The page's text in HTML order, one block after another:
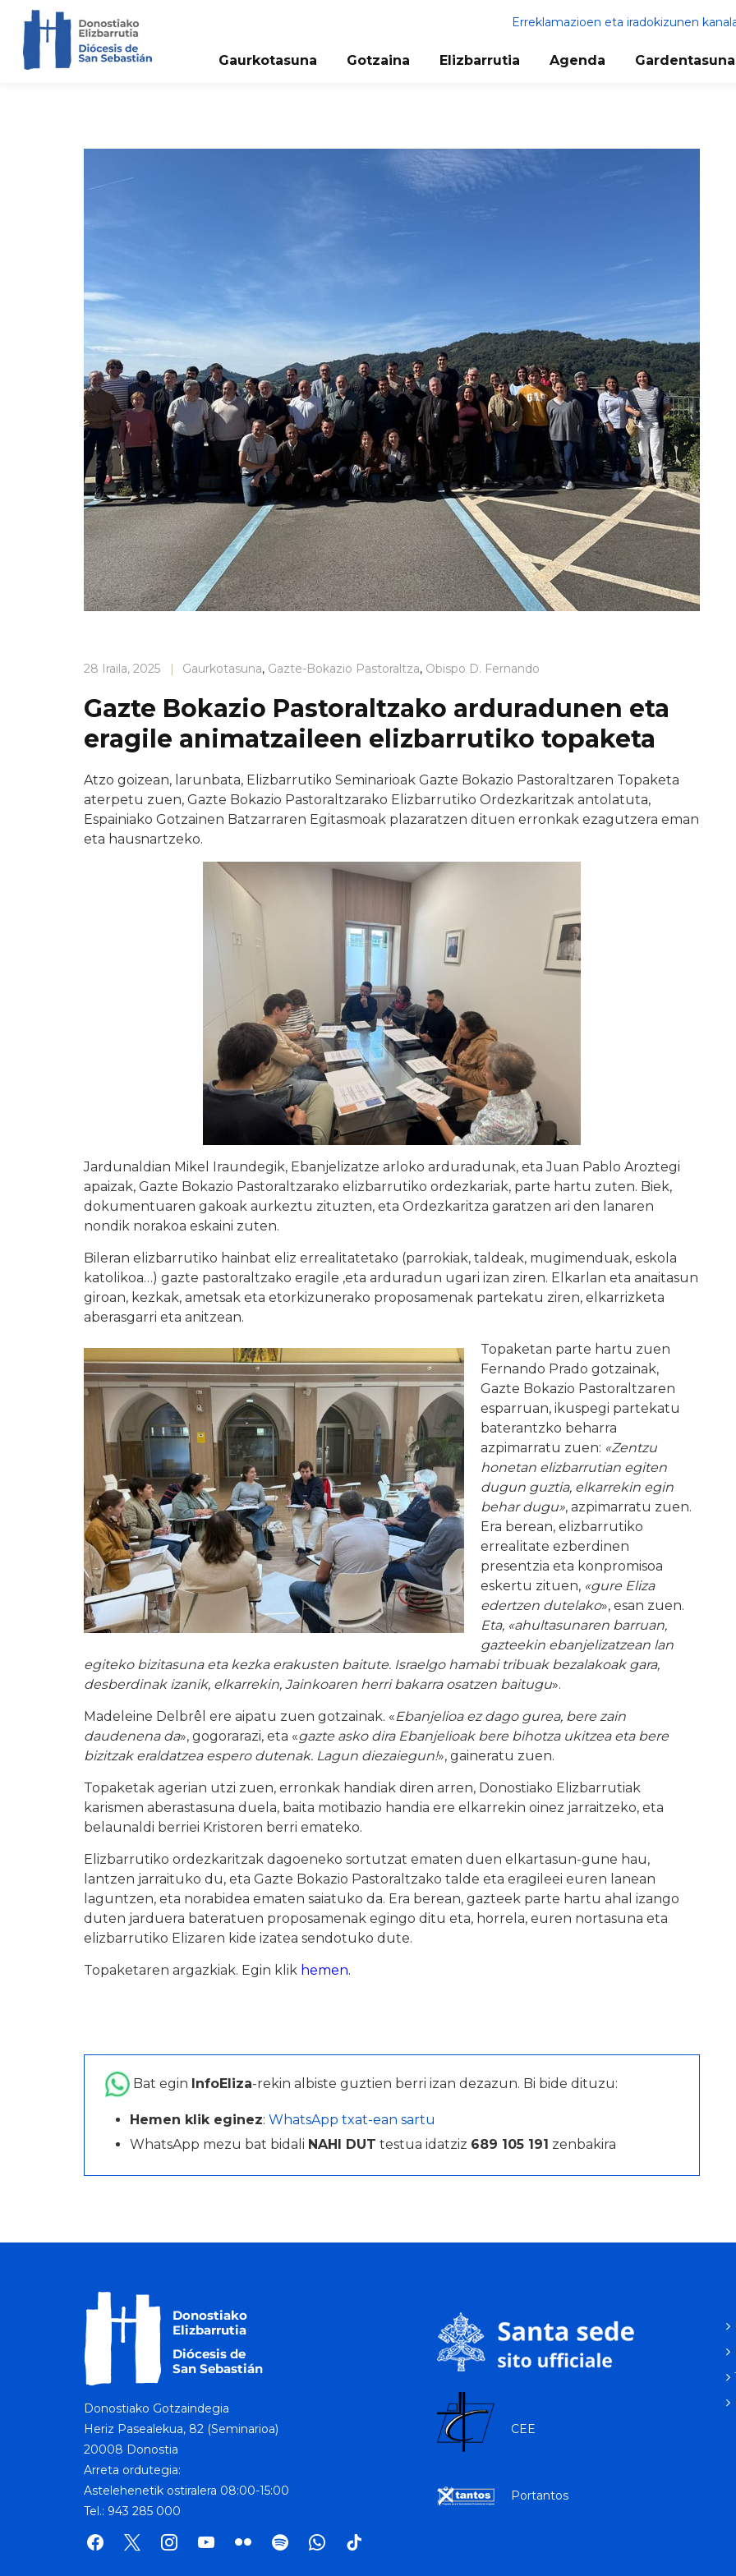
Erreklamazioen eta iradokizunen
Gaurkotasuna Gotzaina Elizbarrutia Agenda Gardentasuna
28 Iraila, 2025 | Gaurkotasuna, Gazte-Bokazio Pastoraltza, Obispo D. Fernando
Gazte Bokazio Pastoraltzako arduradunen eta
eragile animatzaileen elizbarrutiko topaketa
Atzo goizean, larunbata, Elizbarrutiko Seminarioak Gazte Bokazio Pastoraltzaren Topaketa
aterpetu zuen, Gazte Bokazio Pastoraltzarako Elizbarrutiko Ordezkaritzak antolatuta,
Espainiako Gotzainen Batzarraren Egitasmoak plazaratzen dituen erronkak ezagutzera eman
eta hausnartzeko.
Jardunaldian Mikel Iraundegik, Ebanjelizatze arloko arduradunak, eta Juan Pablo Aroztegi
apaizak, Gazte Bokazio Pastoraltzarako elizbarrutiko ordezkariak, parte hartu zuten. Biek,
dokumentuaren gakoak aurkeztu zituzten, eta Ordezkaritza garatzen ari den lanaren
nondik norakoa eskaini zuten.
Bileran elizbarrutiko hainbat eliz errealitatetako (parrokiak, taldeak, mugimenduak, eskola
katolikoa…) gazte pastoraltzako eragile ,eta arduradun ugari izan ziren. Elkarlan eta anaitasun
giroan, kezkak, ametsak eta etorkizunerako proposamenak partekatu ziren, elkarrizketa
aberasgarri eta anitzean.
Topaketan parte hartu zuen
Fernando Prado gotzainak,
Gazte Bokazio Pastoraltzaren
esparruan, ikuspegi partekatu
baterantzko beharra
azpimarratu zuen: «Zentzu
honetan elizbarrutian egiten
dugun guztia, elkarrekin egin
behar dugu», azpimarratu zuen.
Era berean, elizbarrutiko
errealitate ezberdinen
presentzia eta konpromisoa
eskertu zituen, «gure Eliza
edertzen dutelako», esan zuen.
Eta, «ahultasunaren barruan,
gazteekin ebanjelizatzean lan
egiteko bizitasuna eta kezka erakusten baitute. Israelgo hamabi tribuak bezalakoak gara,
desberdinak izanik, elkarrekin, Jainkoaren herri bakarra osatzen baitugu».
Madeleine Delbrêl ere aipatu zuen gotzainak. «Ebanjelioa ez dago gurea, bere zain
daudenena da», gogorarazi, eta «gazte asko dira Ebanjelioak bere bihotza ukitzea eta bere
bizitzak eraldatzea espero dutenak. Lagun diezaiegun!», gaineratu zuen.
Topaketak agerian utzi zuen, erronkak handiak diren arren, Donostiako Elizbarrutiak
karismen aberastasuna duela, baita motibazio handia ere elkarrekin oinez jarraitzeko, eta
belaunaldi berriei Kristoren berri emateko.
Elizbarrutiko ordezkaritzak dagoeneko sortutzat ematen duen elkartasun-gune hau,
lantzen jarraituko du, eta Gazte Bokazio Pastoraltzako talde eta eragileei euren lanean
laguntzen, eta norabidea ematen saiatuko da. Era berean, gazteek parte hartu ahal izango
duten jarduera bateratuen proposamenak egingo ditu eta, horrela, euren nortasuna eta
elizbarrutiko Elizaren kide izatea sendotuko dute.
Topaketaren argazkiak. Egin klik hemen.
Bat egin InfoEliza-rekin albiste guztien berri izan dezazun. Bi bide dituzu:
Hemen klik eginez: WhatsApp txat-ean sartu
WhatsApp mezu bat bidali NAHI DUT testua idatziz 689 105 191 zenbakira
Donostiako Gotzaindegia
Heriz Pasealekua, 82 (Seminarioa)
20008 Donostia
Arreta ordutegia:
Astelehenetik ostiralera 08:00-15:00
Tel.: 943 285 000
facebook
x instagramyoutube
flickr spotifywhatsapp
tik
CEE
Portantos